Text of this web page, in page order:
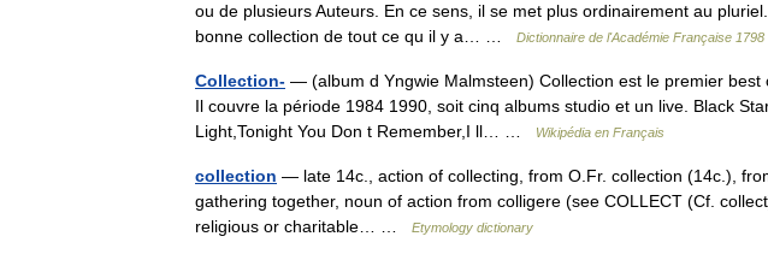
ou de plusieurs Auteurs. En ce sens, il se met plus ordinairement au
bonne collection de tout ce qu il y a… …
Dictionnaire de l'Académie Française 1798
Collection- — (album d Yngwie Malmsteen) Collection est le premier best
Il couvre la période 1984 1990, soit cinq albums studio et un live. Black
Light,Tonight You Don t Remember,I ll… …
Wikipédia en Français
collection — late 14c., action of collecting, from O.Fr. collection (14c.),
gathering together, noun of action from colligere (see COLLECT (Cf.
religious or charitable… …
Etymology dictionary